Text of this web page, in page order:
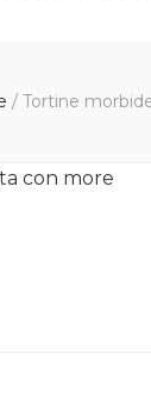
/ Tortine